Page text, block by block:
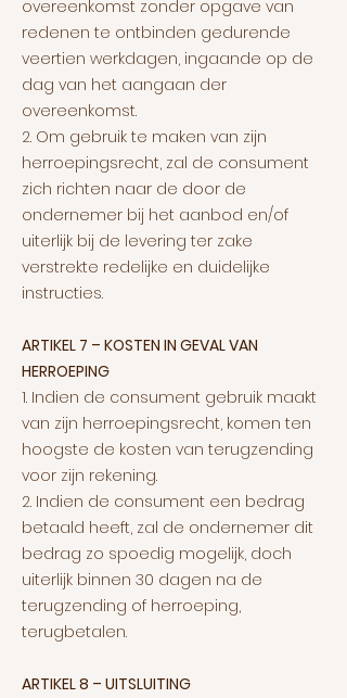
overeenkomst zonder opgave van
redenen te ontbinden gedurende
veertien werkdagen, ingaande op de
dag van het aangaan der
overeenkomst.
2. Om gebruik te maken van zijn
herroepingsrecht, zal de consument
zich richten naar de door de
ondernemer bij het aanbod en/of
uiterlijk bij de levering ter zake
verstrekte redelijke en duidelijke
instructies.
ARTIKEL 7 – KOSTEN IN GEVAL VAN
HERROEPING
1. Indien de consument gebruik maakt
van zijn herroepingsrecht, komen ten
hoogste de kosten van terugzending
voor zijn rekening.
2. Indien de consument een bedrag
betaald heeft, zal de ondernemer dit
bedrag zo spoedig mogelijk, doch
uiterlijk binnen 30 dagen na de
terugzending of herroeping,
terugbetalen.
ARTIKEL 8 – UITSLUITING